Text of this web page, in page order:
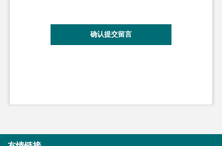
确认提交留言